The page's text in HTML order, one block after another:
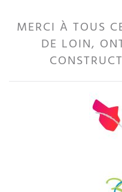
MERCI À TOUS
DE LOIN,